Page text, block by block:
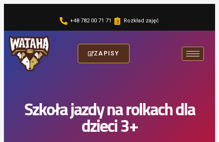
+48 782 00 71 71 Rozkład zajęć
ZAPISY
Szkoła jazdy na rolkach dla
dzieci 3+